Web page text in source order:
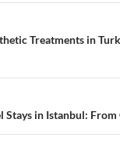
Treatments in
Stays in Istanbul: From